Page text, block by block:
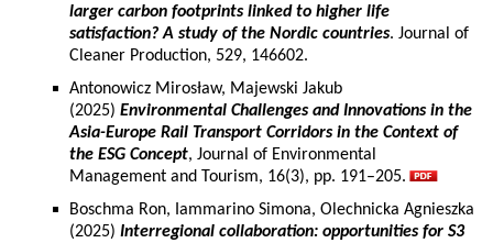
larger carbon footprints linked to higher life
satisfaction? A study of the Nordic countries. Journal of
Cleaner Production, 529, 146602.
Antonowicz Mirosław, Majewski Jakub
(2025) Environmental Challenges and Innovations in the
Asia-Europe Rail Transport Corridors in the Context of
the ESG Concept, Journal of Environmental
Management and Tourism, 16(3), pp. 191–205.
Boschma Ron, Iammarino Simona, Olechnicka Agnieszka
(2025) Interregional collaboration: opportunities for S3